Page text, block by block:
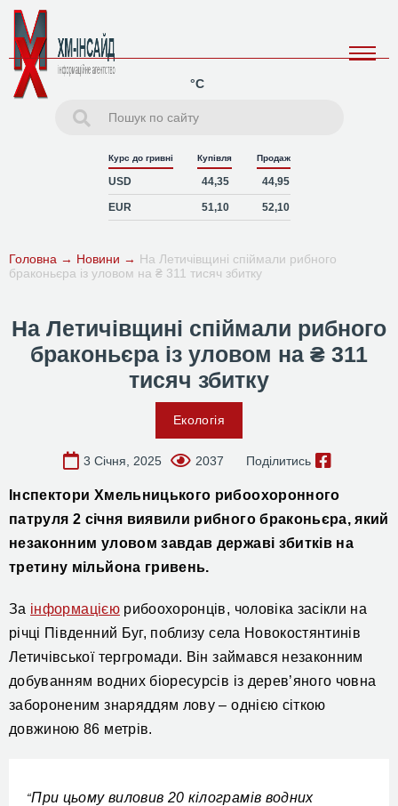
°C
Курс до гривні Купівля Продаж
USD 44,35 44,95
EUR 51,10 52,10
Головна → Новини → На Летичівщині спіймали рибного
браконьєра із уловом на ₴ 311 тисяч збитку
На Летичівщині спіймали рибного
браконьєра із уловом на ₴ 311
тисяч збитку
Екологія
3 Січня, 2025 2037 Поділитись
нспектори Хмельницького рибоохоронного
патруля 2 січня виявили рибного браконьєра, який
незаконним уловом завдав державі збитків на
третину мільйона гривень.
За інформацієюрибоохоронців, чоловіка засікли на
річці Південний Буг, поблизу села Новокостянтинів
Летичівської тергромади. Він займався незаконним
добуванням водних біоресурсів із дерев’яного човна
забороненим знаряддям лову – однією сіткою
довжиною 86 метрів.
“При цьому виловив 20 кілограмів водних